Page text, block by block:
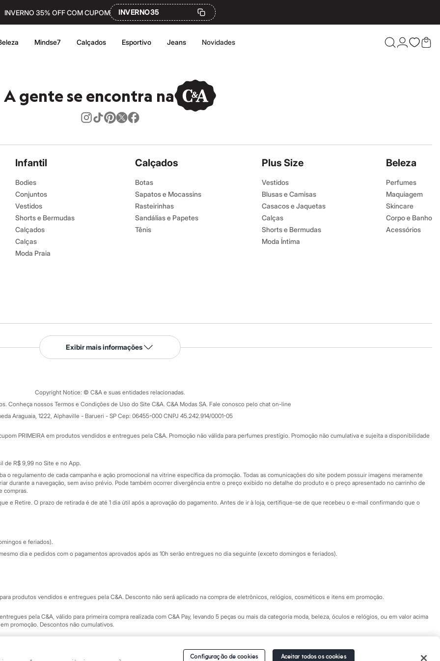
INVERNO 35% OFF COM CUPOM INVERNO35
Mindse7 Calçados Esportivo Jeans Novidades
Confira
A gente se encontra na
Infantil
Bodies
Conjuntos
Vestidos
Shorts e Bermudas
Calçados
Calças
Moda Praia
Calçados
Botas
Sapatos e Mocassins
Rasteirinhas
Sandálias e Papetes
Tênis
Plus Size
Vestidos
Blusas e Camisas
Casacos e Jaquetas
Calças
Shorts e Bermudas
Moda Íntima
Beleza
Perfumes
Maquiagem
Skincare
Corpo e Banho
Acessórios
Serviços
Tipos de serviços
Formas de pagamento
Todas as vantagens
Minha C&A
Cupons de desconto
Atendimento
Fale conosco
Central de ética
Eventos
Exibir mais informações
Copyright Notice: © C&A e suas entidades relacionadas.
Conheça nossos Termos e Condições de Uso do Site C&A. C&A Modas SA. Fale conosco pelo chat on-line
Araguaia, 1222, Alphaville - Barueri - SP Cep: 06455-000 CNPJ 45.242.914/0001-05
PRIMEIRA em produtos vendidos e entregues pela C&A. Promoção não válida para perfumes prestígio. Promoção não cumulativa e sujeita a disponibilidade
de R$ 9,99 no Site e no App.
o regulamento de cada campanha e ação promocional na vitrine específica da promoção. Todas as comunicações do site podem possuir imagens meramente
durante a navegação, sem aviso prévio. Pode também ocorrer divergência entre o preço exibido no detalhe do produto e o preço apresentado no carrinho de
compras.
e Retire. O prazo de retirada é de até 1 dia útil após a aprovação do pagamento. Antes de ir à loja, certifique-se de que recebeu o e-mail confirmando que o
e feriados).
dia e pedidos com o pagamentos aprovados após as 10h serão entregues no dia seguinte (exceto domingos e feriados).
produtos vendidos e entregues pela C&A. Desconto não será aplicado na compra de eletrônicos, relógios, cosméticos e itens em promoção.
pela C&A, válido para primeira compra realizada com C&A Pay, levando 5 peças ou mais da categoria moda, beleza, óculos e relógios, ou em valor acima
promoção. Descontos não cumulativos.
Configuração de cookies Aceitar todos os cookies